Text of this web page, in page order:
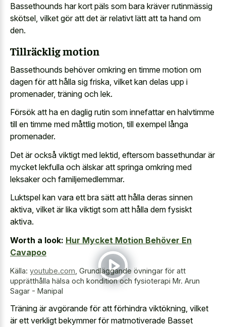
Bassethounds har kort päls som bara kräver rutinmässig
skötsel, vilket gör att det är relativt lätt att ta hand om
den.
Tillräcklig motion
Bassethounds behöver omkring en timme motion om
dagen för att hålla sig friska, vilket kan delas upp i
promenader, träning och lek.
Försök att ha en daglig rutin som innefattar en halvtimme
till en timme med måttlig motion, till exempel långa
promenader.
Det är också viktigt med lektid, eftersom bassethundar är
mycket lekfulla och älskar att springa omkring med
leksaker och familjemedlemmar.
Luktspel kan vara ett bra sätt att hålla deras sinnen
aktiva, vilket är lika viktigt som att hålla dem fysiskt
aktiva.
Worth a look: Hur Mycket Motion Behöver En
Cavapoo
Källa: youtube.com Grundläggande övningar för att
upprätthålla hälsa och kondition och fysioterapi Mr. Arun
Sagar - Manipal
Träning är avgörande för att förhindra viktökning, vilket
är ett verkligt bekymmer för matmotiverade Basset